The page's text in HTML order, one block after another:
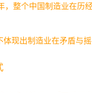
，整个中国制造业在历
现出制造业在矛盾与